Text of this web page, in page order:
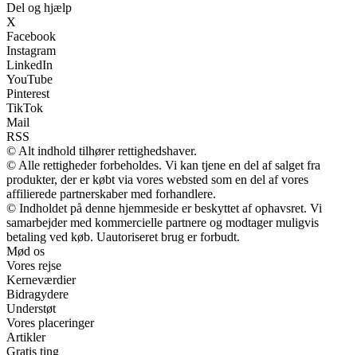
Del og hjælp
X
Facebook
Instagram
LinkedIn
YouTube
Pinterest
TikTok
Mail
RSS
© Alt indhold tilhører rettighedshaver.
© Alle rettigheder forbeholdes. Vi kan tjene en del af salget fra
produkter, der er købt via vores websted som en del af vores
affilierede partnerskaber med forhandlere.
© Indholdet på denne hjemmeside er beskyttet af ophavsret. Vi
samarbejder med kommercielle partnere og modtager muligvis
betaling ved køb. Uautoriseret brug er forbudt.
Mød os
Vores rejse
Kerneværdier
Bidragydere
Understøt
Vores placeringer
Artikler
Gratis ting